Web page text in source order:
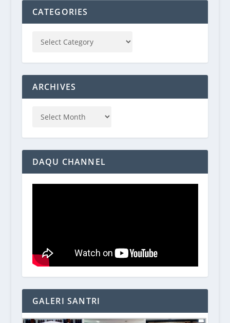
CATEGORIES
ARCHIVES
DAQU CHANNEL
GALERI SANTRI